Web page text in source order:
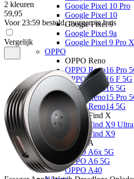
Google Pixel 10 Pro
Google Pixel 10
Google Pixel 9
Google Pixel 9a
Google Pixel 9 Pro
OPPO
OPPO Reno
OPPO Reno16 Pro
OPPO Reno16 F 5G
OPPO Reno16 5G
OPPO Reno15 Pro
OPPO Reno14 5G
OPPO Find X
OPPO Find X9 Ultra
OPPO Find X9
OPPO A
OPPO A6x 5G
OPPO A6 5G
OPPO A40
2 kleuren
59,95
Voor 23:59 besteld, morgen in huis
Vergelijk